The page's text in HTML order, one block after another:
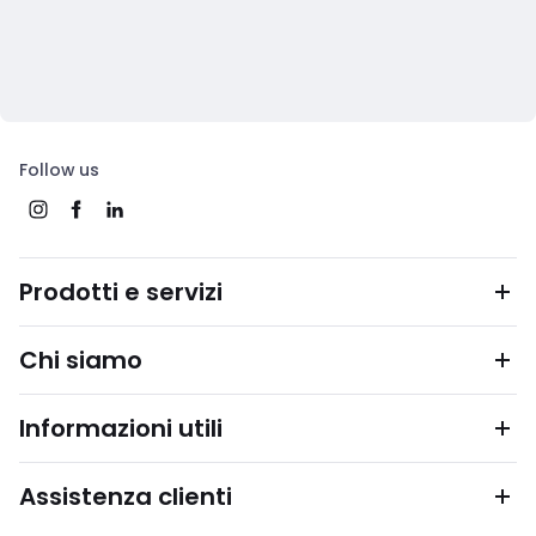
Follow us
Prodotti e servizi
Chi siamo
Informazioni utili
Assistenza clienti